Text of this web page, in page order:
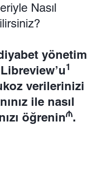
Nasıl
yönetim
1
verilerinizi
ile nasıl
öğrenin₼.